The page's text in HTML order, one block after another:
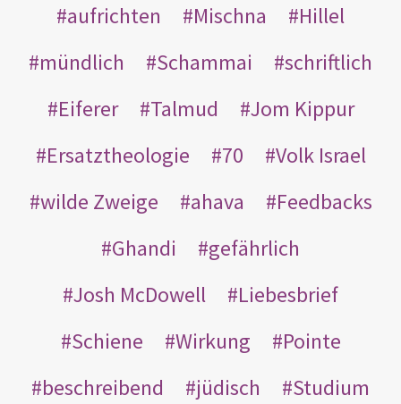
aufrichten
Mischna
Hillel
mündlich
Schammai
schriftlich
Eiferer
Talmud
Jom Kippur
Ersatztheologie
70
Volk Israel
wilde Zweige
ahava
Feedbacks
Ghandi
gefährlich
Josh McDowell
Liebesbrief
Schiene
Wirkung
Pointe
beschreibend
jüdisch Studium